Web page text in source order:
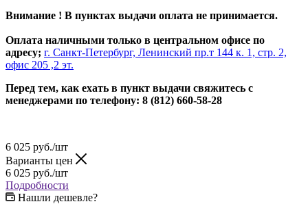
Внимание ! В пунктах выдачи оплата не принимается.
Оплата наличными только в центральном офисе по
адресу; г. Санкт-Петербург, Ленинский пр.т 144 к. 1, стр. 2,
офис 205 ,2 эт.
Перед тем, как ехать в пункт выдачи свяжитесь с
менеджерами по телефону: 8 (812) 660-58-28
6 025 руб./шт
Варианты цен
6 025 руб./шт
Подробности
Нашли дешевле?